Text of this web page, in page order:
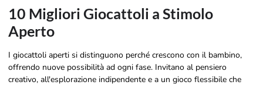
10 Migliori Giocattoli a Stimolo
Aperto
I giocattoli aperti si distinguono perché crescono con il bambino,
offrendo nuove possibilità ad ogni fase. Invitano al pensiero
creativo, all'esplorazione indipendente e a un gioco flessibile che